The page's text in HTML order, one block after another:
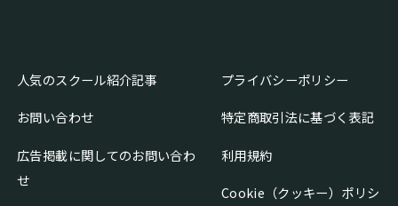
人気のスクール紹介記事
お問い合わせ
広告掲載に関してのお問い合わ
せ
プライバシーポリシー
特定商取引法に基づく表記
利用規約
Cookie（クッキー）ポリシ